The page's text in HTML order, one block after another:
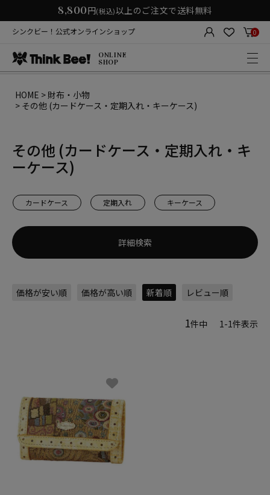
8,800円(税込)以上のご注文で送料無料
シンクビー！公式オンラインショップ 0
ONLINE
SHOP
HOME
財布・小物
その他 (カードケース・定期入れ・キーケース)
その他 (カードケース・定期入れ・キ
ーケース)
カードケース 定期入れ キーケース
詳細検索
価格が安い順 価格が高い順 新着順 レビュー順
1件中 1 -1件表示